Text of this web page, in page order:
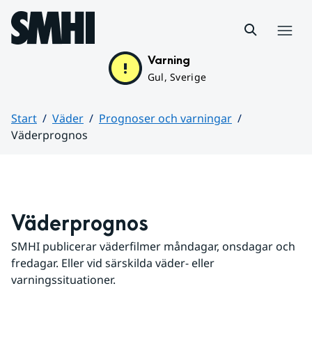
Hoppa till sidans innehåll
Varning
Gul, Sverige
Start Väder
Prognoser och varningar
Väderprognos
Väderprognos
SMHI publicerar väderfilmer måndagar, onsdagar och
fredagar. Eller vid särskilda väder- eller
varningssituationer.